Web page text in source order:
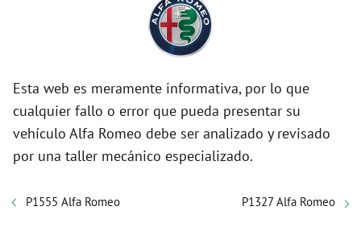
Esta web es meramente informativa, por lo que
cualquier fallo o error que pueda presentar su
vehículo Alfa Romeo debe ser analizado y revisado
por una taller mecánico especializado.
P1555 Alfa Romeo P1327 Alfa Romeo